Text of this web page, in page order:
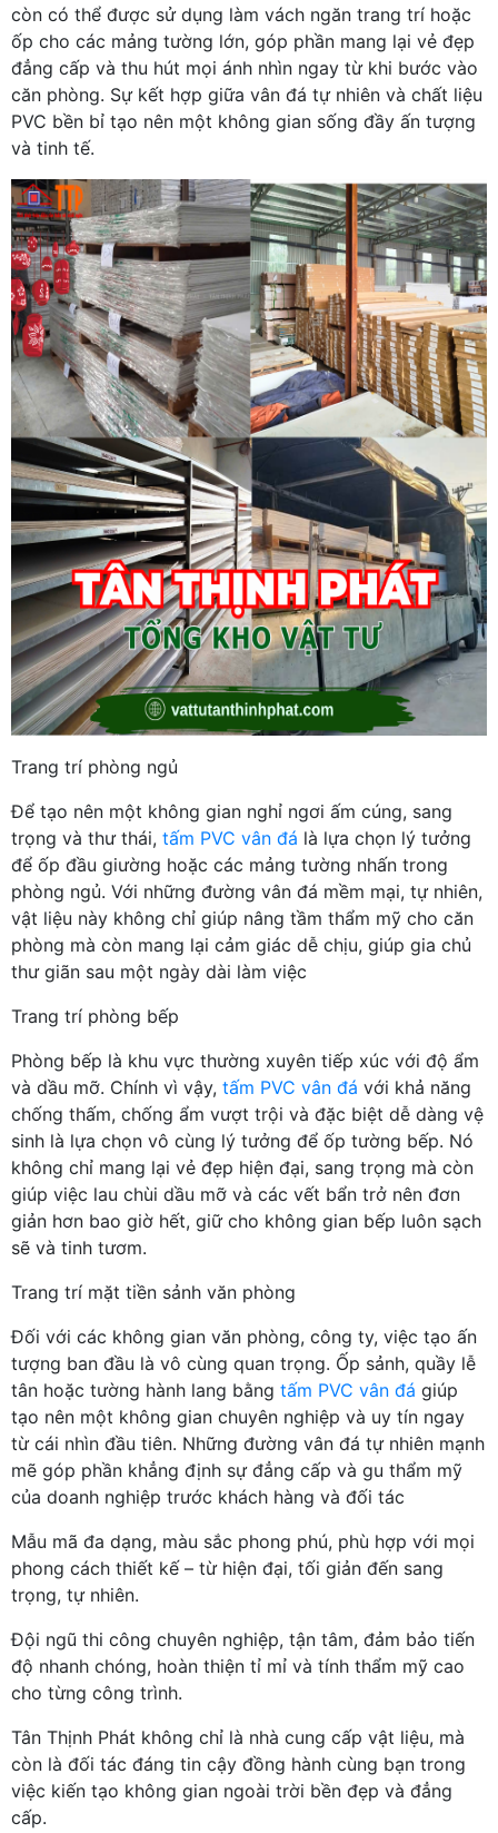
còn có thể được sử dụng làm vách ngăn trang trí hoặc
ốp cho các mảng tường lớn, góp phần mang lại vẻ đẹp
đẳng cấp và thu hút mọi ánh nhìn ngay từ khi bước vào
căn phòng. Sự kết hợp giữa vân đá tự nhiên và chất liệu
PVC bền bỉ tạo nên một không gian sống đầy ấn tượng
và tinh tế.
Trang trí phòng ngủ
Để tạo nên một không gian nghỉ ngơi ấm cúng, sang
trọng và thư thái, tấm PVC vân đá là lựa chọn lý tưởng
để ốp đầu giường hoặc các mảng tường nhấn trong
phòng ngủ. Với những đường vân đá mềm mại, tự nhiên,
vật liệu này không chỉ giúp nâng tầm thẩm mỹ cho căn
phòng mà còn mang lại cảm giác dễ chịu, giúp gia chủ
thư giãn sau một ngày dài làm việc
Trang trí phòng bếp
Phòng bếp là khu vực thường xuyên tiếp xúc với độ ẩm
và dầu mỡ. Chính vì vậy, tấm PVC vân đá với khả năng
chống thấm, chống ẩm vượt trội và đặc biệt dễ dàng vệ
sinh là lựa chọn vô cùng lý tưởng để ốp tường bếp. Nó
không chỉ mang lại vẻ đẹp hiện đại, sang trọng mà còn
giúp việc lau chùi dầu mỡ và các vết bẩn trở nên đơn
giản hơn bao giờ hết, giữ cho không gian bếp luôn sạch
sẽ và tinh tươm.
Trang trí mặt tiền sảnh văn phòng
Đối với các không gian văn phòng, công ty, việc tạo ấn
tượng ban đầu là vô cùng quan trọng. Ốp sảnh, quầy lễ
tân hoặc tường hành lang bằng tấm PVC vân đá giúp
tạo nên một không gian chuyên nghiệp và uy tín ngay
từ cái nhìn đầu tiên. Những đường vân đá tự nhiên mạnh
mẽ góp phần khẳng định sự đẳng cấp và gu thẩm mỹ
của doanh nghiệp trước khách hàng và đối tác
Mẫu mã đa dạng, màu sắc phong phú, phù hợp với mọi
phong cách thiết kế – từ hiện đại, tối giản đến sang
trọng, tự nhiên.
Đội ngũ thi công chuyên nghiệp, tận tâm, đảm bảo tiến
độ nhanh chóng, hoàn thiện tỉ mỉ và tính thẩm mỹ cao
cho từng công trình.
Tân Thịnh Phát không chỉ là nhà cung cấp vật liệu, mà
còn là đối tác đáng tin cậy đồng hành cùng bạn trong
việc kiến tạo không gian ngoài trời bền đẹp và đẳng
cấp.